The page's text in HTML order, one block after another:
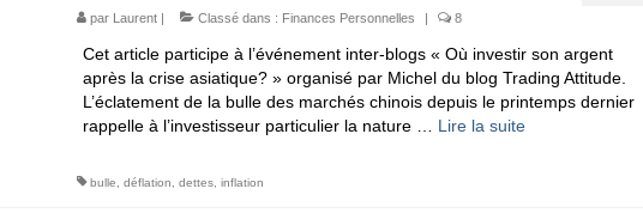
par Laurent| Classé dans : Finances Personnelles 8
Cet article participe à l’événement inter-blogs « Où investir son argent
après la crise asiatique? » organisé par Michel du blog Trading Attitude.
L’éclatement de la bulle des marchés chinois depuis le printemps dernier
rappelle à l’investisseur particulier la nature … Lire la suite­­
bulle, déflation, dettes, inflation